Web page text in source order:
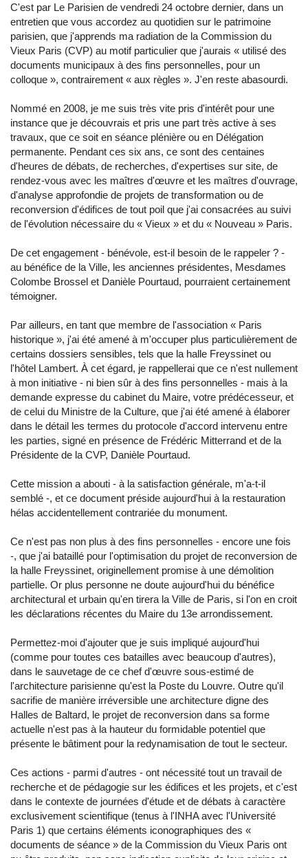
C'est par Le Parisien de vendredi 24 octobre dernier, dans un
entretien que vous accordez au quotidien sur le patrimoine
parisien, que j'apprends ma radiation de la Commission du
Vieux Paris (CVP) au motif particulier que j'aurais « utilisé des
documents municipaux à des fins personnelles, pour un
colloque », contrairement « aux règles ». J'en reste abasourdi.
Nommé en 2008, je me suis très vite pris d'intérêt pour une
instance que je découvrais et pris une part très active à ses
travaux, que ce soit en séance plénière ou en Délégation
permanente. Pendant ces six ans, ce sont des centaines
d'heures de débats, de recherches, d'expertises sur site, de
rendez-vous avec les maîtres d'œuvre et les maîtres d'ouvrage,
d'analyse approfondie de projets de transformation ou de
reconversion d'édifices de tout poil que j'ai consacrées au suivi
de l'évolution nécessaire du « Vieux » et du « Nouveau » Paris.
De cet engagement - bénévole, est-il besoin de le rappeler ? -
au bénéfice de la Ville, les anciennes présidentes, Mesdames
Colombe Brossel et Danièle Pourtaud, pourraient certainement
témoigner.
Par ailleurs, en tant que membre de l'association « Paris
historique », j'ai été amené à m'occuper plus particulièrement de
certains dossiers sensibles, tels que la halle Freyssinet ou
l'hôtel Lambert. À cet égard, je rappellerai que ce n'est nullement
à mon initiative - ni bien sûr à des fins personnelles - mais à la
demande expresse du cabinet du Maire, votre prédécesseur, et
de celui du Ministre de la Culture, que j'ai été amené à élaborer
dans le détail les termes du protocole d'accord intervenu entre
les parties, signé en présence de Frédéric Mitterrand et de la
Présidente de la CVP, Danièle Pourtaud.
Cette mission a abouti - à la satisfaction générale, m'a-t-il
semblé -, et ce document préside aujourd'hui à la restauration
hélas accidentellement contrariée du monument.
Ce n'est pas non plus à des fins personnelles - encore une fois
-, que j'ai bataillé pour l'optimisation du projet de reconversion de
la halle Freyssinet, originellement promise à une démolition
partielle. Or plus personne ne doute aujourd'hui du bénéfice
architectural et urbain qu'en tirera la Ville de Paris, si l'on en croit
les déclarations récentes du Maire du 13e arrondissement.
Permettez-moi d'ajouter que je suis impliqué aujourd'hui
(comme pour toutes ces batailles avec beaucoup d'autres),
dans le sauvetage de ce chef d'œuvre sous-estimé de
l'architecture parisienne qu'est la Poste du Louvre. Outre qu'il
sacrifie de manière irréversible une architecture digne des
Halles de Baltard, le projet de reconversion dans sa forme
actuelle n'est pas à la hauteur du formidable potentiel que
présente le bâtiment pour la redynamisation de tout le secteur.
Ces actions - parmi d'autres - ont nécessité tout un travail de
recherche et de pédagogie sur les édifices et les projets, et c'est
dans le contexte de journées d'étude et de débats à caractère
exclusivement scientifique (tenus à l'INHA avec l'Université
Paris 1) que certains éléments iconographiques des «
documents de séance » de la Commission du Vieux Paris ont